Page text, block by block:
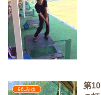
96.みゆ
第